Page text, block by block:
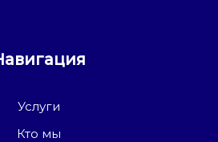
Услуги
Кто мы